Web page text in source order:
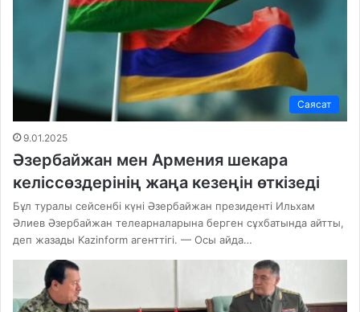
Саясат
9.01.2025
Әзербайжан мен Армения шекара
келіссөздерінің жаңа кезеңін өткізеді
Бұл туралы сейсенбі күні Әзербайжан президенті Ильхам
Әлиев Әзербайжан телеарналарына берген сұхбатында айтты,
деп жазады Kazinform агенттігі. — Осы айда…